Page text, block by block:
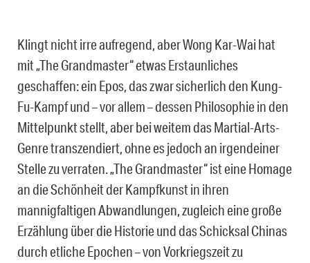
Klingt nicht irre aufregend, aber Wong Kar-Wai hat
mit „The Grandmaster“ etwas Erstaunliches
geschaffen: ein Epos, das zwar sicherlich den Kung-
Fu-Kampf und – vor allem – dessen Philosophie in den
Mittelpunkt stellt, aber bei weitem das Martial-Arts-
Genre transzendiert, ohne es jedoch an irgendeiner
Stelle zu verraten. „The Grandmaster“ ist eine Homage
an die Schönheit der Kampfkunst in ihren
mannigfaltigen Abwandlungen, zugleich eine große
Erzählung über die Historie und das Schicksal Chinas
durch etliche Epochen – von Vorkriegszeit zu